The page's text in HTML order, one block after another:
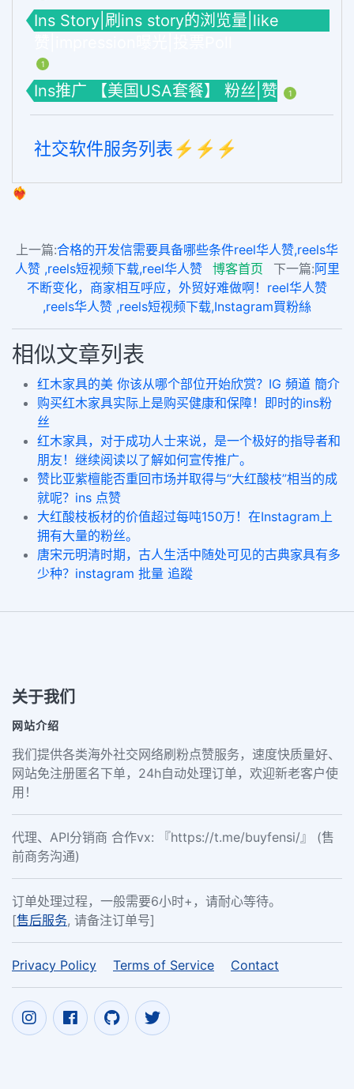
Ins Story|刷ins story的浏览量|like
1
Ins推广 【美国USA套餐】 粉丝|赞 1
社交软件服务列表⚡️⚡️⚡️
❤️‍🔥
上一篇:合格的开发信需要具备哪些条件reel华人赞,reels华
人赞 ,reels短视频下载,reel华人赞
博客首页 下一篇:阿里
不断变化，商家相互呼应，外贸好难做啊！reel华人赞
,reels华人赞 ,reels短视频下载,Instagram買粉絲
相似文章列表
红木家具的美 你该从哪个部位开始欣赏？IG 頻道 簡介
购买红木家具实际上是购买健康和保障！即时的ins粉
丝
红木家具，对于成功人士来说，是一个极好的指导者和
朋友！继续阅读以了解如何宣传推广。
赞比亚紫檀能否重回市场并取得与“大红酸枝”相当的成
就呢？ins 点赞
大红酸枝板材的价值超过每吨150万！在Instagram上
拥有大量的粉丝。
唐宋元明清时期，古人生活中随处可见的古典家具有多
少种？instagram 批量 追蹤
关于我们
网站介绍
我们提供各类海外社交网络刷粉点赞服务，速度快质量好、
网站免注册匿名下单，24h自动处理订单，欢迎新老客户使
用！
代理、API分销商 合作vx: 『https://t.me/buyfensi/』 (售
前商务沟通)
订单处理过程，一般需要6小时+，请耐心等待。
[售后服务, 请备注订单号]
Privacy Policy Terms of Service Contact